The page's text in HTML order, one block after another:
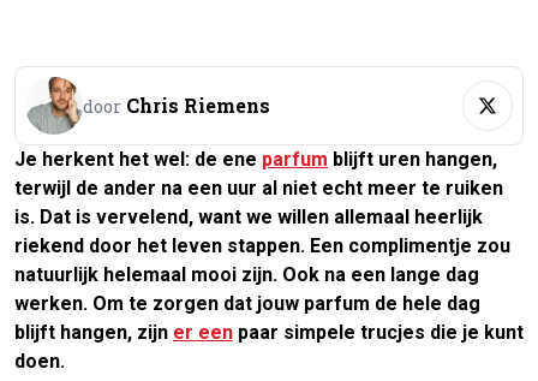
door Chris Riemens
Je herkent het wel: de ene parfum blijft uren hangen,
terwijl de ander na een uur al niet echt meer te ruiken
is. Dat is vervelend, want we willen allemaal heerlijk
riekend door het leven stappen. Een complimentje zou
natuurlijk helemaal mooi zijn. Ook na een lange dag
werken. Om te zorgen dat jouw parfum de hele dag
blijft hangen, zijn er een paar simpele trucjes die je kunt
doen.